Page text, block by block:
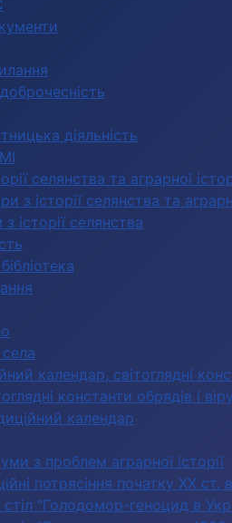
діяльність
селянства та аграрної
з історії селянства та
історії селянства
календар, світоглядні
константи обрядів і
календар
з проблем аграрної історії
потрясіння початку ХХ ст.
стіл "Голодомор-геноцид в